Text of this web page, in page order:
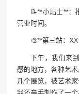
📝**小贴士**：
营业时间。
🎨**第三站：
下午，我们来
感的地方，各种艺
几个展览，被艺术
我还亲手制作了一